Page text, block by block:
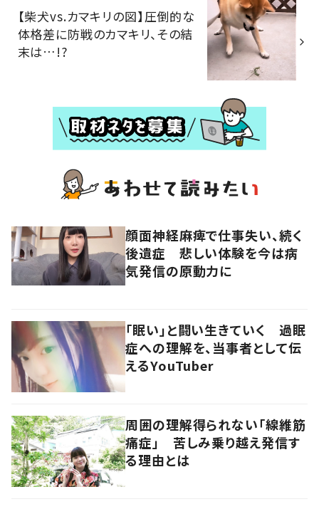
【柴犬vs.カマキリの図】圧倒的な
体格差に防戦のカマキリ、その結
末は…!?
顔面神経麻痺で仕事失い、続く
後遺症 悲しい体験を今は病
気発信の原動力に
「眠い」と闘い生きていく 過眠
症への理解を、当事者として伝
えるYouTuber
周囲の理解得られない「線維筋
痛症」 苦しみ乗り越え発信す
る理由とは